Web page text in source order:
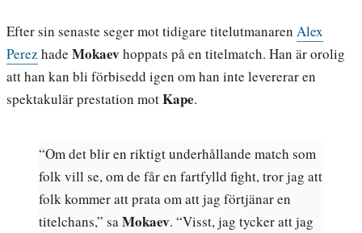
Efter sin senaste seger mot tidigare titelutmanaren Alex
Perez hade Mokaevhoppats på en titelmatch. Han är orolig
att han kan bli förbisedd igen om han inte levererar en
spektakulär prestation motKape.
“Om det blir en riktigt underhållande match som
folk vill se, om de får en fartfylld fight, tror jag att
folk kommer att prata om att jag förtjänar en
titelchans,” saMokaev. “Visst, jag tycker att jag